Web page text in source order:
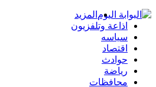
المزيد
اذاعة وتلفزيون
سياسه
اقتصاد
حوادث
رياضة
محافظات